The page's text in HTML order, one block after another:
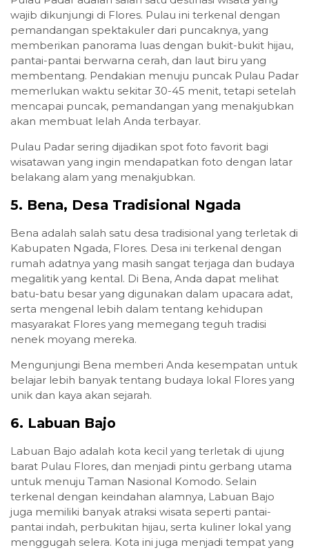
wajib dikunjungi di Flores. Pulau ini terkenal dengan
pemandangan spektakuler dari puncaknya, yang
memberikan panorama luas dengan bukit-bukit hijau,
pantai-pantai berwarna cerah, dan laut biru yang
membentang. Pendakian menuju puncak Pulau Padar
memerlukan waktu sekitar 30-45 menit, tetapi setelah
mencapai puncak, pemandangan yang menakjubkan
akan membuat lelah Anda terbayar.
Pulau Padar sering dijadikan spot foto favorit bagi
wisatawan yang ingin mendapatkan foto dengan latar
belakang alam yang menakjubkan.
5. Bena, Desa Tradisional Ngada
Bena adalah salah satu desa tradisional yang terletak di
Kabupaten Ngada, Flores. Desa ini terkenal dengan
rumah adatnya yang masih sangat terjaga dan budaya
megalitik yang kental. Di Bena, Anda dapat melihat
batu-batu besar yang digunakan dalam upacara adat,
serta mengenal lebih dalam tentang kehidupan
masyarakat Flores yang memegang teguh tradisi
nenek moyang mereka.
Mengunjungi Bena memberi Anda kesempatan untuk
belajar lebih banyak tentang budaya lokal Flores yang
unik dan kaya akan sejarah.
6. Labuan Bajo
Labuan Bajo adalah kota kecil yang terletak di ujung
barat Pulau Flores, dan menjadi pintu gerbang utama
untuk menuju Taman Nasional Komodo. Selain
terkenal dengan keindahan alamnya, Labuan Bajo
juga memiliki banyak atraksi wisata seperti pantai-
pantai indah, perbukitan hijau, serta kuliner lokal yang
menggugah selera. Kota ini juga menjadi tempat yang